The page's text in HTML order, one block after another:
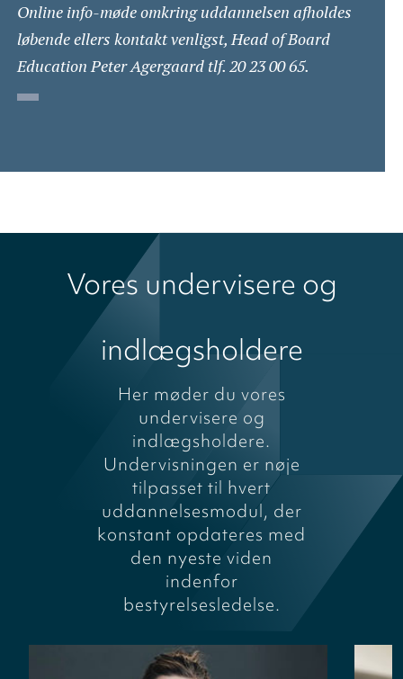
Online info-møde omkring uddannelsen afholdes
løbende ellers kontakt venligst, Head of Board
Education Peter Agergaard tlf. 20 23 00 65.
Vores undervisere og
indlægsholdere
Her møder du vores
undervisere og
indlægsholdere.
Undervisningen er nøje
tilpasset til hvert
uddannelsesmodul, der
konstant opdateres med
den nyeste viden
indenfor
bestyrelsesledelse.